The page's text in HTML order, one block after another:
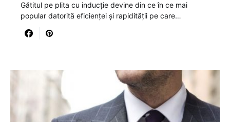
Gătitul pe plita cu inducție devine din ce în ce mai
popular datorită eficienței și rapidității pe care…